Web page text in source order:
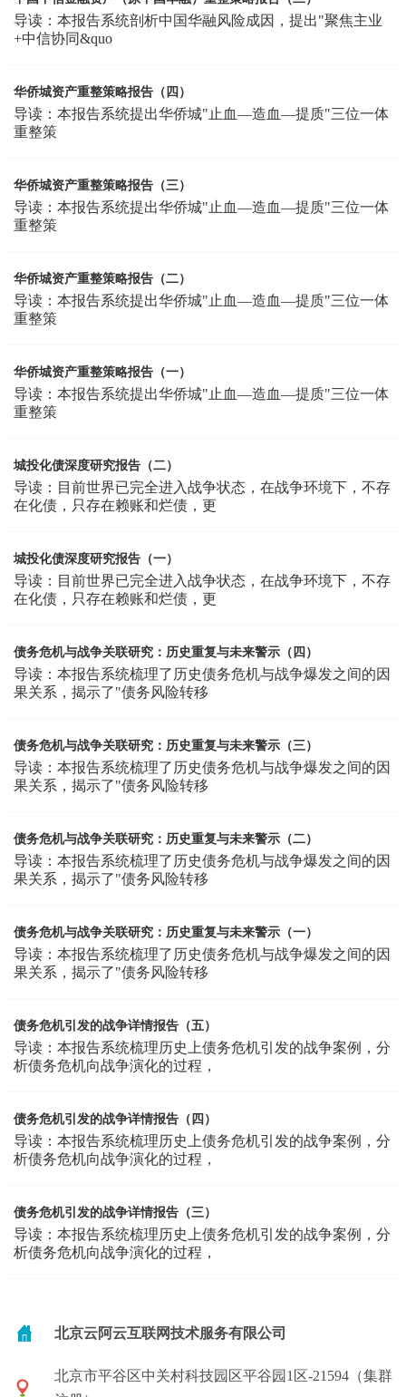
导读：本报告系统剖析中国华融风险成因，提出"聚焦主业
+中信协同&quo
华侨城资产重整策略报告（四）
导读：本报告系统提出华侨城"止血—造血—提质"三位一体
重整策
华侨城资产重整策略报告（三）
导读：本报告系统提出华侨城"止血—造血—提质"三位一体
重整策
华侨城资产重整策略报告（二）
导读：本报告系统提出华侨城"止血—造血—提质"三位一体
重整策
华侨城资产重整策略报告（一）
导读：本报告系统提出华侨城"止血—造血—提质"三位一体
重整策
城投化债深度研究报告（二）
导读：目前世界已完全进入战争状态，在战争环境下，不存
在化债，只存在赖账和烂债，更
城投化债深度研究报告（一）
导读：目前世界已完全进入战争状态，在战争环境下，不存
在化债，只存在赖账和烂债，更
债务危机与战争关联研究：历史重复与未来警示（四）
导读：本报告系统梳理了历史债务危机与战争爆发之间的因
果关系，揭示了"债务风险转移
债务危机与战争关联研究：历史重复与未来警示（三）
导读：本报告系统梳理了历史债务危机与战争爆发之间的因
果关系，揭示了"债务风险转移
债务危机与战争关联研究：历史重复与未来警示（二）
导读：本报告系统梳理了历史债务危机与战争爆发之间的因
果关系，揭示了"债务风险转移
债务危机与战争关联研究：历史重复与未来警示（一）
导读：本报告系统梳理了历史债务危机与战争爆发之间的因
果关系，揭示了"债务风险转移
债务危机引发的战争详情报告（五）
导读：本报告系统梳理历史上债务危机引发的战争案例，分
析债务危机向战争演化的过程，
债务危机引发的战争详情报告（四）
导读：本报告系统梳理历史上债务危机引发的战争案例，分
析债务危机向战争演化的过程，
债务危机引发的战争详情报告（三）
导读：本报告系统梳理历史上债务危机引发的战争案例，分
析债务危机向战争演化的过程，
北京云阿云互联网技术服务有限公司
北京市平谷区中关村科技园区平谷园1区-21594（集群